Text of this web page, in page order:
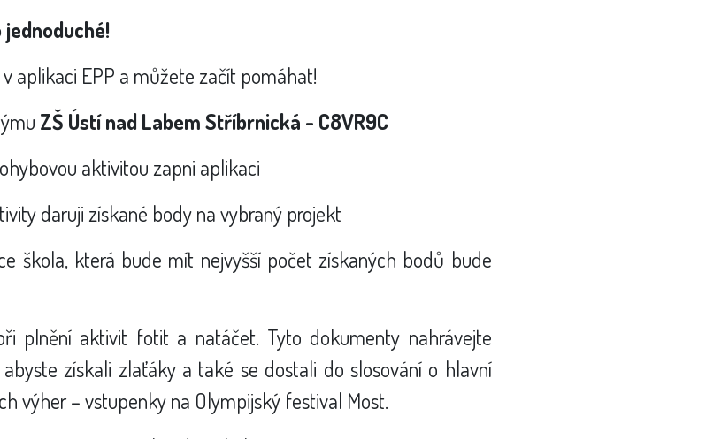
aplikaci EPP a můžete začít pomáhat!
ZŠ Ústí nad Labem Stříbrnická - C8VR9C
aktivitou zapni aplikaci
daruji získané body na vybraný projekt
škola, která bude mít nejvyšší počet získaných bodů bude
plnění aktivit fotit a natáčet. Tyto dokumenty nahrávejte
abyste získali zlaťáky a také se dostali do slosování o hlavní
výher – vstupenky na Olympijský festival Most.